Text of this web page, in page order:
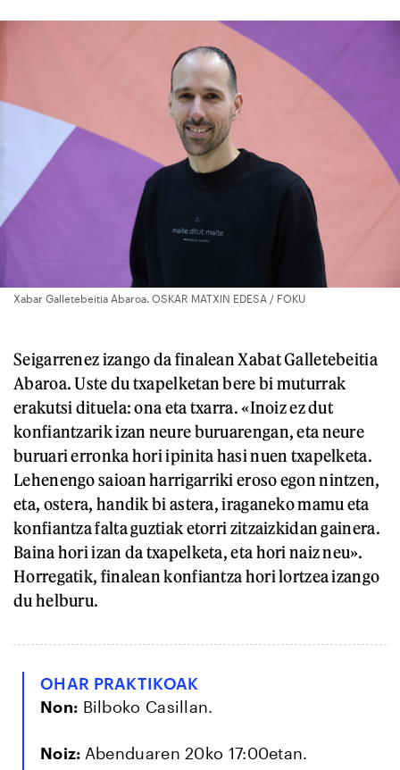
Xabar Galletebeitia Abaroa. OSKAR MATXIN EDESA / FOKU
Seigarrenez izango da finalean Xabat Galletebeitia
Abaroa. Uste du txapelketan bere bi muturrak
erakutsi dituela: ona eta txarra. «Inoiz ez dut
konfiantzarik izan neure buruarengan, eta neure
buruari erronka hori ipinita hasi nuen txapelketa.
Lehenengo saioan harrigarriki eroso egon nintzen,
eta, ostera, handik bi astera, iraganeko mamu eta
konfiantza falta guztiak etorri zitzaizkidan gainera.
Baina hori izan da txapelketa, eta hori naiz neu».
Horregatik, finalean konfiantza hori lortzea izango
du helburu.
OHAR PRAKTIKOAK
Non: Bilboko Casillan.
Noiz: Abenduaren 20ko 17:00etan.